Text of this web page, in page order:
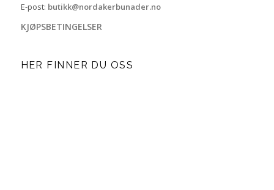
E-post: butikk@nordakerbunader.no
KJØPSBETINGELSER
HER FINNER DU OSS